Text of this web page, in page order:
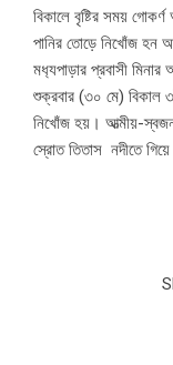
বিকালে বৃষ্টির সময়
পানির তোড়ে নিখোঁজ হন
মধ‍্যপাড়ার প্রবাসী
শুক্রবার (৩০ মে) বিকাল
নিখোঁজ হয়। আত্মীয়-
স্রোত তিতাস নদীতে